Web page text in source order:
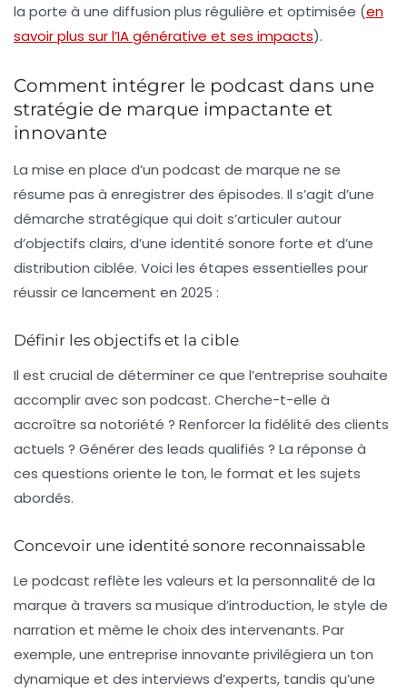
la porte à une diffusion plus régulière et optimisée (en
savoir plus sur l’IA générative et ses impacts).
Comment intégrer le podcast dans une
stratégie de marque impactante et
innovante
La mise en place d’un podcast de marque ne se
résume pas à enregistrer des épisodes. Il s’agit d’une
démarche stratégique qui doit s’articuler autour
d’objectifs clairs, d’une identité sonore forte et d’une
distribution ciblée. Voici les étapes essentielles pour
réussir ce lancement en 2025 :
Définir les objectifs et la cible
Il est crucial de déterminer ce que l’entreprise souhaite
accomplir avec son podcast. Cherche-t-elle à
accroître sa notoriété ? Renforcer la fidélité des clients
actuels ? Générer des leads qualifiés ? La réponse à
ces questions oriente le ton, le format et les sujets
abordés.
Concevoir une identité sonore reconnaissable
Le podcast reflète les valeurs et la personnalité de la
marque à travers sa musique d’introduction, le style de
narration et même le choix des intervenants. Par
exemple, une entreprise innovante privilégiera un ton
dynamique et des interviews d’experts, tandis qu’une